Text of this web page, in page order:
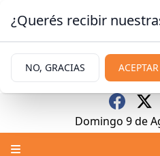
Domingo 9de
¿Querés recibir
NO, GRACIAS ACEPTAR